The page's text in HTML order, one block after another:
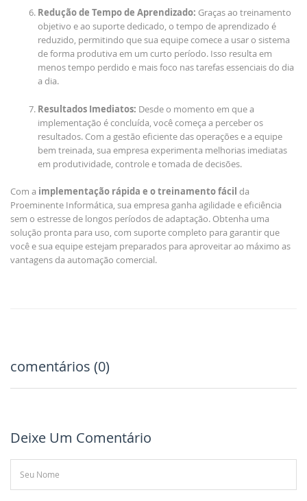
Redução de Tempo de Aprendizado: Graças ao treinamento
objetivo e ao suporte dedicado, o tempo de aprendizado é
reduzido, permitindo que sua equipe comece a usar o sistema
de forma produtiva em um curto período. Isso resulta em
menos tempo perdido e mais foco nas tarefas essenciais do dia
a dia.
Resultados Imediatos: Desde o momento em que a
implementação é concluída, você começa a perceber os
resultados. Com a gestão eficiente das operações e a equipe
bem treinada, sua empresa experimenta melhorias imediatas
em produtividade, controle e tomada de decisões.
Com a implementação rápida e o treinamento fácil da
Proeminente Informática, sua empresa ganha agilidade e eficiência
sem o estresse de longos períodos de adaptação. Obtenha uma
solução pronta para uso, com suporte completo para garantir que
você e sua equipe estejam preparados para aproveitar ao máximo as
vantagens da automação comercial.
comentários (0)
Deixe Um Comentário